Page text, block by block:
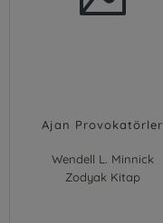
Ajan Provokatörler
Wendell L. Minnick
Zodyak Kitap